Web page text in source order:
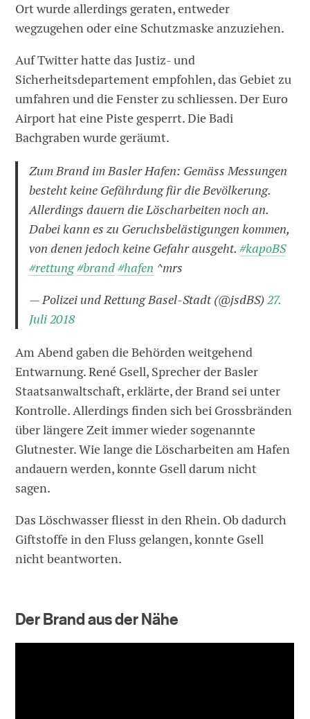
Ort wurde allerdings geraten, entweder
wegzugehen oder eine Schutzmaske anzuziehen.
Auf Twitter hatte das Justiz- und
Sicherheitsdepartement empfohlen, das Gebiet zu
umfahren und die Fenster zu schliessen. Der Euro
Airport hat eine Piste gesperrt. Die Badi
Bachgraben wurde geräumt.
Zum Brand im Basler Hafen: Gemäss Messungen
besteht keine Gefährdung für die Bevölkerung.
Allerdings dauern die Löscharbeiten noch an.
Dabei kann es zu Geruchsbelästigungen kommen,
von denen jedoch keine Gefahr ausgeht.#kapoBS
#rettung#brand#hafen ^mrs
— Polizei und Rettung Basel-Stadt (@jsdBS)27.
Juli 2018
Am Abend gaben die Behörden weitgehend
Entwarnung. René Gsell, Sprecher der Basler
Staatsanwaltschaft, erklärte, der Brand sei unter
Kontrolle. Allerdings finden sich bei Grossbränden
über längere Zeit immer wieder sogenannte
Glutnester. Wie lange die Löscharbeiten am Hafen
andauern werden, konnte Gsell darum nicht
sagen.
Das Löschwasser fliesst in den Rhein. Ob dadurch
Giftstoffe in den Fluss gelangen, konnte Gsell
nicht beantworten.
Der Brand aus der Nähe